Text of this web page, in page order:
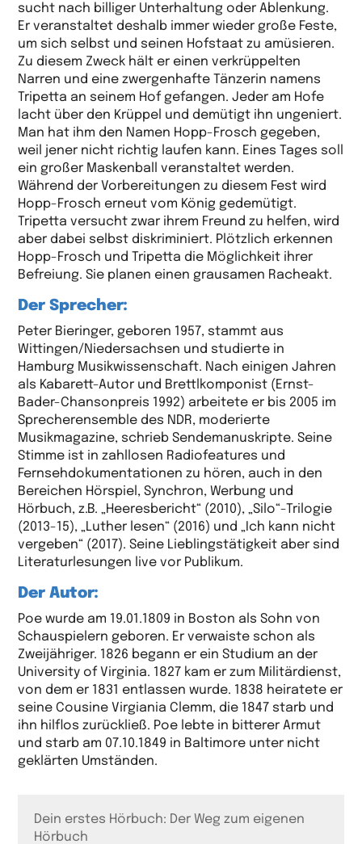
sucht nach billiger Unterhaltung oder Ablenkung.
Er veranstaltet deshalb immer wieder große Feste,
um sich selbst und seinen Hofstaat zu amüsieren.
Zu diesem Zweck hält er einen verkrüppelten
Narren und eine zwergenhafte Tänzerin namens
Tripetta an seinem Hof gefangen. Jeder am Hofe
lacht über den Krüppel und demütigt ihn ungeniert.
Man hat ihm den Namen Hopp-Frosch gegeben,
weil jener nicht richtig laufen kann. Eines Tages soll
ein großer Maskenball veranstaltet werden.
Während der Vorbereitungen zu diesem Fest wird
Hopp-Frosch erneut vom König gedemütigt.
Tripetta versucht zwar ihrem Freund zu helfen, wird
aber dabei selbst diskriminiert. Plötzlich erkennen
Hopp-Frosch und Tripetta die Möglichkeit ihrer
Befreiung. Sie planen einen grausamen Racheakt.
Der Sprecher:
Peter Bieringer, geboren 1957, stammt aus
Wittingen/Niedersachsen und studierte in
Hamburg Musikwissenschaft. Nach einigen Jahren
als Kabarett-Autor und Brettlkomponist (Ernst-
Bader-Chansonpreis 1992) arbeitete er bis 2005 im
Sprecherensemble des NDR, moderierte
Musikmagazine, schrieb Sendemanuskripte. Seine
Stimme ist in zahllosen Radiofeatures und
Fernsehdokumentationen zu hören, auch in den
Bereichen Hörspiel, Synchron, Werbung und
Hörbuch, z.B. „Heeresbericht“ (2010), „Silo“-Trilogie
(2013-15), „Luther lesen“ (2016) und „Ich kann nicht
vergeben“ (2017). Seine Lieblingstätigkeit aber sind
Literaturlesungen live vor Publikum.
Der Autor:
Poe wurde am 19.01.1809 in Boston als Sohn von
Schauspielern geboren. Er verwaiste schon als
Zweijähriger. 1826 begann er ein Studium an der
University of Virginia. 1827 kam er zum Militärdienst,
von dem er 1831 entlassen wurde. 1838 heiratete er
seine Cousine Virgiania Clemm, die 1847 starb und
ihn hilflos zurückließ. Poe lebte in bitterer Armut
und starb am 07.10.1849 in Baltimore unter nicht
geklärten Umständen.
Dein erstes Hörbuch: Der Weg zum eigenen
Hörbuch